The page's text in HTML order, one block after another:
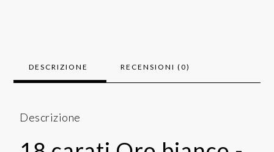
DESCRIZIONE RECENSIONI (0)
Descrizione